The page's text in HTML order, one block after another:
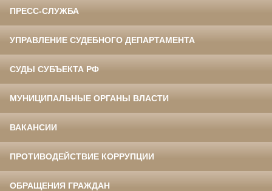
ПРЕСС-СЛУЖБА
УПРАВЛЕНИЕ СУДЕБНОГО ДЕПАРТАМЕНТА
СУДЫ СУБЪЕКТА РФ
МУНИЦИПАЛЬНЫЕ ОРГАНЫ ВЛАСТИ
ВАКАНСИИ
ПРОТИВОДЕЙСТВИЕ КОРРУПЦИИ
ОБРАЩЕНИЯ ГРАЖДАН